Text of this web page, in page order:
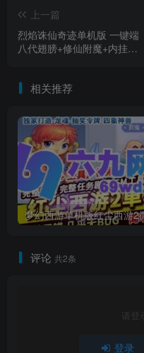
上一篇
烈焰诛仙奇迹单机版 一键端
八代翅膀+修仙附魔+内挂挂
相关推荐
评论 共2条
请登
登录